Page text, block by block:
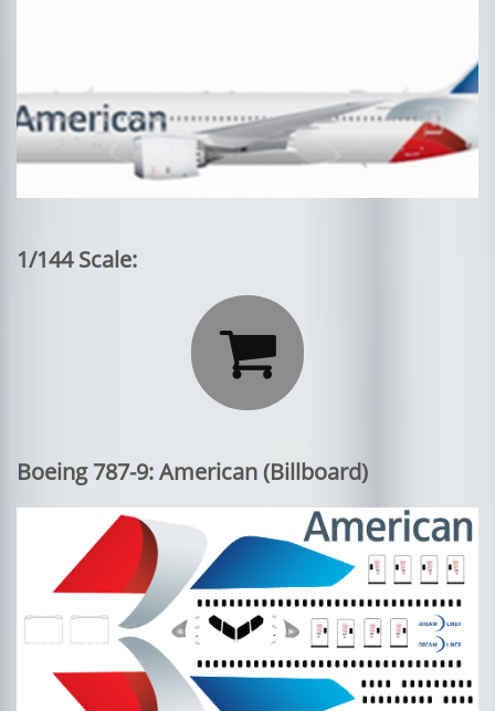
1/144 Scale:

Boeing 787-9: American (Billboard)